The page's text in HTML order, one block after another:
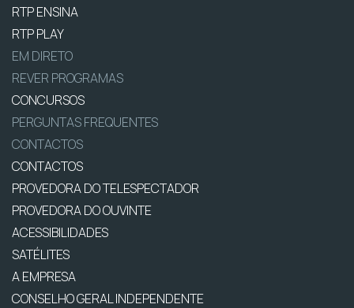
RTP ENSINA
RTP PLAY
EM DIRETO
REVER PROGRAMAS
CONCURSOS
PERGUNTAS FREQUENTES
CONTACTOS
CONTACTOS
PROVEDORA DO TELESPECTADOR
PROVEDORA DO OUVINTE
ACESSIBILIDADES
SATÉLITES
A EMPRESA
CONSELHO GERAL INDEPENDENTE